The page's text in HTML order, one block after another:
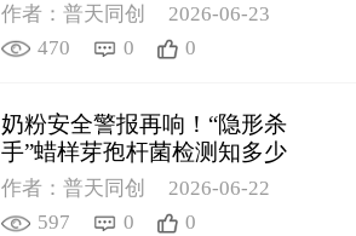
作者：普天同创
2026-06-23
470
0 0
奶粉安全警报再响！“隐形杀
手”蜡样芽孢杆菌检测知多少
作者：普天同创
2026-06-22
597
0 0